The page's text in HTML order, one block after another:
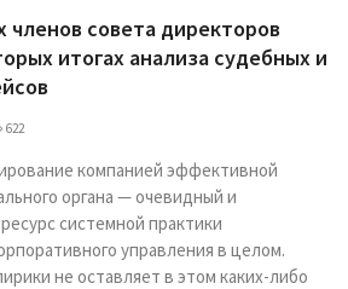
членов совета директоров
итогах анализа судебных и
622
компанией эффективной
органа — очевидный и
системной практики
управления в целом.
не оставляет в этом каких-либо